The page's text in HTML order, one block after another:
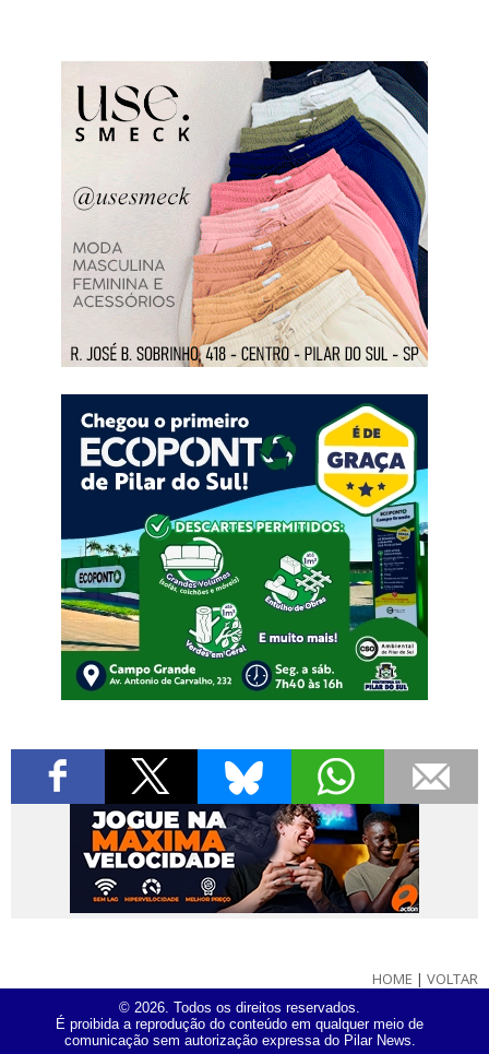
HOME | VOLTAR
© 2026. Todos os direitos reservados.
É proibida a reprodução do conteúdo em qualquer meio de
comunicação sem autorização expressa do Pilar News.